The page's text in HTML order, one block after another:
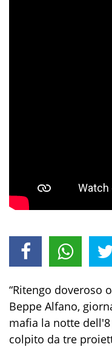
“Ritengo doveroso
Beppe Alfano,
mafia la notte
colpito da tre